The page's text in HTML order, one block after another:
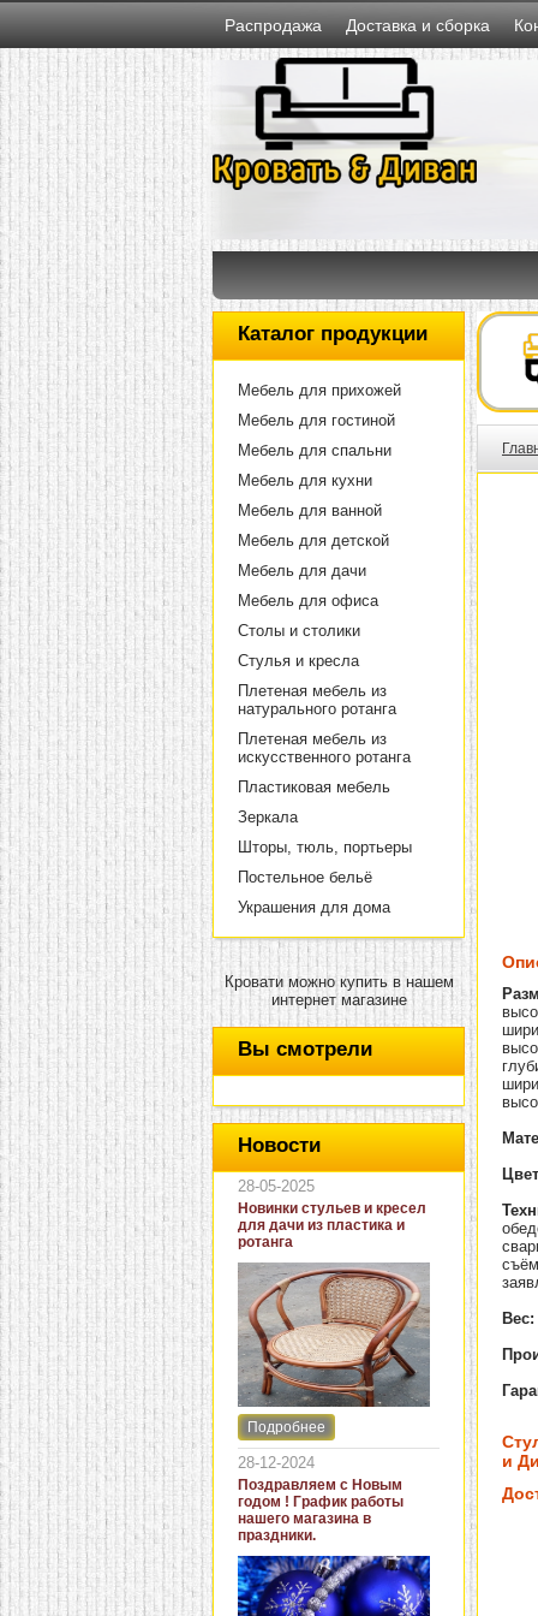
Распродажа Доставка и сборка
Каталог продукции
Мебель для прихожей
Мебель для гостиной
Мебель для спальни
Мебель для кухни
Мебель для ванной
Мебель для детской
Мебель для дачи
Мебель для офиса
Столы и столики
Стулья и кресла
Плетеная мебель из
натурального ротанга
Плетеная мебель из
искусственного ротанга
Пластиковая мебель
Зеркала
Шторы, тюль, портьеры
Постельное бельё
Украшения для дома
Кровати можно купить в нашем
интернет магазине
Вы смотрели
Новости
28-05-2025
Новинки стульев и кресел
для дачи из пластика и
ротанга
Интернет-магазин "Кровать
и диван" представляет
новинки стульев и кресел
для дачи. В ассортименте
представлены как
бюджетные модели из
пластика для дачи, так и
кресла для загородных
домов из натурального и
искусственного ротанга.
Подробнее
28-12-2024
Поздравляем с Новым
годом ! График работы
нашего магазина в
праздники.
Вес:
и